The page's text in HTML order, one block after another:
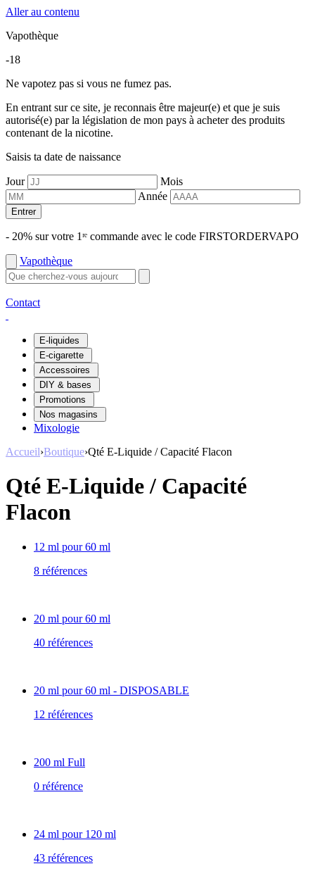
Aller au contenu
Vapothèque
-18
Ne vapotez pas si vous ne fumez pas.
En entrant sur ce site, je reconnais être majeur(e) et que je suis
autorisé(e) par la législation de mon pays à acheter des produits
contenant de la nicotine.
Saisis ta date de naissance
Jour
Mois
Année
Entrer
- 20% sur votre 1ʳᵉ commande avec le code FIRSTORDERVAPO
Vapothèque
Contact
E-liquides
E-cigarette
Accessoires
DIY & bases
Promotions
Nos magasins
Mixologie
Accueil›Boutique›Qté E-Liquide / Capacité Flacon
Qté E-Liquide / Capacité
Flacon
12 ml pour 60 ml
8 références
20 ml pour 60 ml
40 références
20 ml pour 60 ml - DISPOSABLE
12 références
200 ml Full
0 référence
24 ml pour 120 ml
43 références